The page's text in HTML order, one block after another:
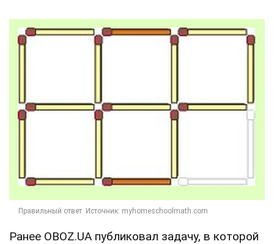
Ранее OBOZ.UA публиковал задачу, в которой